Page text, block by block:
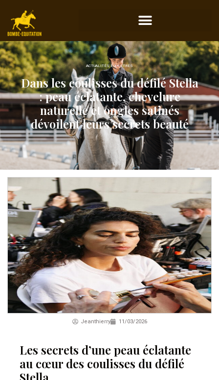
ACTUALITÉS ÉQUESTRES
Dans les coulisses du défilé Stella
: peau éclatante, chevelure
naturelle et ongles satinés
dévoilent leurs secrets beauté
Jeanthierry 11/03/2026
Les secrets d’une peau éclatante
au cœur des coulisses du défilé